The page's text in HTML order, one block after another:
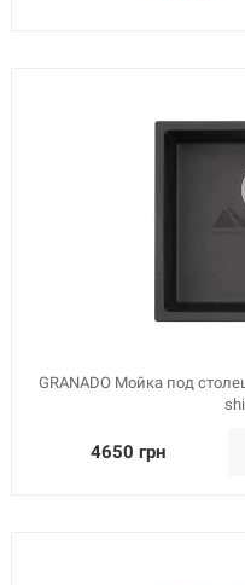
GRANADO Мойка под
4650 грн